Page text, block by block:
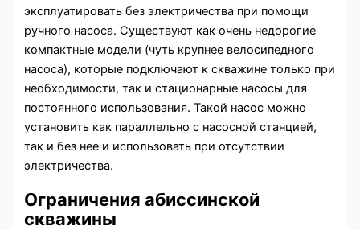
эксплуатировать без электричества при помощи
ручного насоса. Существуют как очень недорогие
компактные модели (чуть крупнее велосипедного
насоса), которые подключают к скважине только при
необходимости, так и стационарные насосы для
постоянного использования. Такой насос можно
установить как параллельно с насосной станцией,
так и без нее и использовать при отсутствии
электричества.
Ограничения абиссинской
скважины